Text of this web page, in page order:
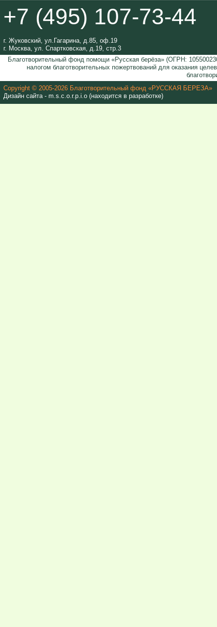
+7 (495) 107-73-44
г. Жуковский, ул.Гагарина, д.85, оф.19
г. Москва, ул. Спартковская, д.19, стр.3
Благотворительный фонд помощи «Русская берёза» (ОГРН:
налогом благотворительных пожертвований для оказания
Copyright © 2005-2026 Благотворительный фонд «РУССКАЯ БЕРЕЗА»
Дизайн сайта - m.s.c.o.r.p.i.o (находится в разработке)